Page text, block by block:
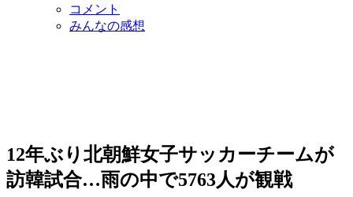
コメント
みんなの感想
12年ぶり北朝鮮女子サッカーチームが
訪韓試合…雨の中で5763人が観戦